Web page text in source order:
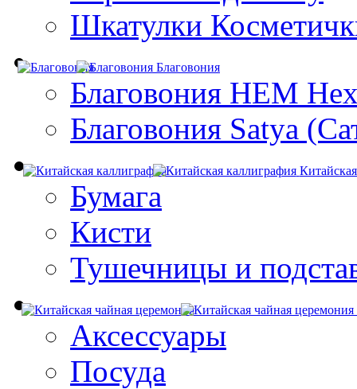
Шкатулки
Благовония
Благовония HEM
Благовония Satya
Бумага
Кисти
Тушечницы и
Аксессуары
Посуда